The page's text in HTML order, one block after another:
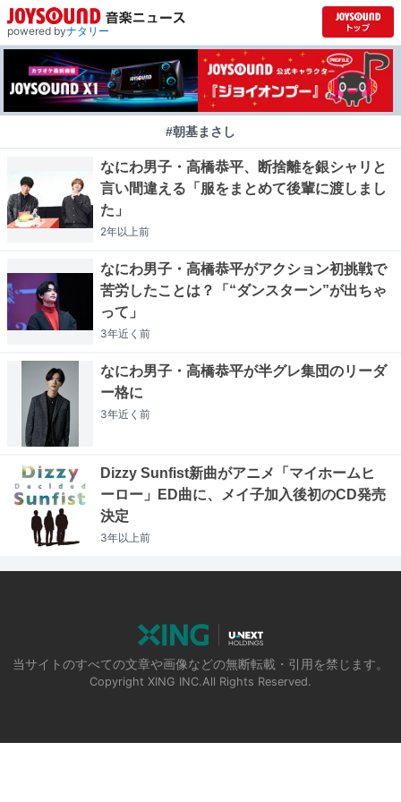
powered byナタリー
#朝基まさし
なにわ男子・高橋恭平、断捨離を銀シャリと
言い間違える「服をまとめて後輩に渡しまし
た」
2年以上前
なにわ男子・高橋恭平がアクション初挑戦で
苦労したことは？「“ダンスターン”が出ちゃ
って」
3年近く 前
なにわ男子・高橋恭平が半グレ集団のリーダ
ー格に
3年近く 前
Dizzy Sunfist新曲がアニメ「マイホームヒ
ーロー」ED曲に、メイ子加入後初のCD発売
決定
3年以上前
当サイトのすべての文章や画像などの無断転載・引用を禁じます。
Copyright XING INC.All Rights Reserved.